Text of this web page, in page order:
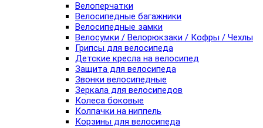
Велоперчатки
Велосипедные багажники
Велосипедные замки
Велосумки / Велорюкзаки / Кофры / Чехлы
Грипсы для велосипеда
Детские кресла на велосипед
Защита для велосипеда
Звонки велосипедные
Зеркала для велосипедов
Колеса боковые
Колпачки на ниппель
Корзины для велосипеда